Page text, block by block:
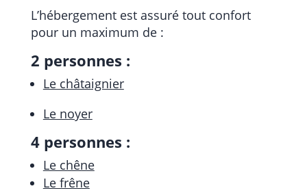
L’hébergement est assuré tout confort
pour un maximum de :
2 personnes :
Le châtaignier
Le noyer
4 personnes :
Le chêne
Le frêne